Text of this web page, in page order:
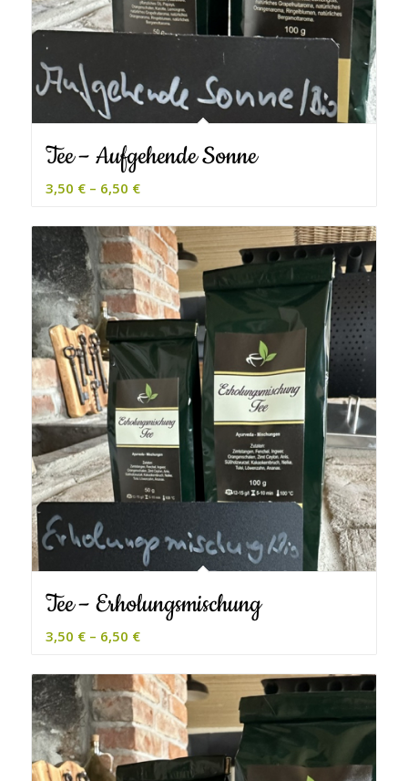
Tee – Aufgehende Sonne
3,50 €– 6,50 €
Tee – Erholungsmischung
3,50 €– 6,50 €